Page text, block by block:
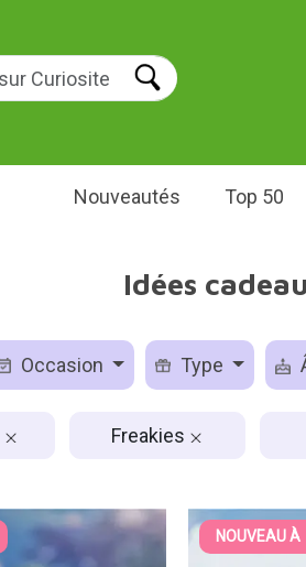
Nouveautés Top 50
Idées
Occasion Type
Freakies
NOUVEAU À